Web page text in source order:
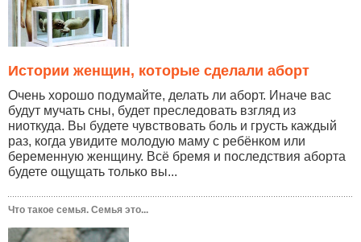
Истории женщин, которые сделали аборт
Очень хорошо подумайте, делать ли аборт. Иначе вас
будут мучать сны, будет преследовать взгляд из
ниоткуда. Вы будете чувствовать боль и грусть каждый
раз, когда увидите молодую маму с ребёнком или
беременную женщину. Всё бремя и последствия аборта
будете ощущать только вы...
Что такое семья. Семья это...